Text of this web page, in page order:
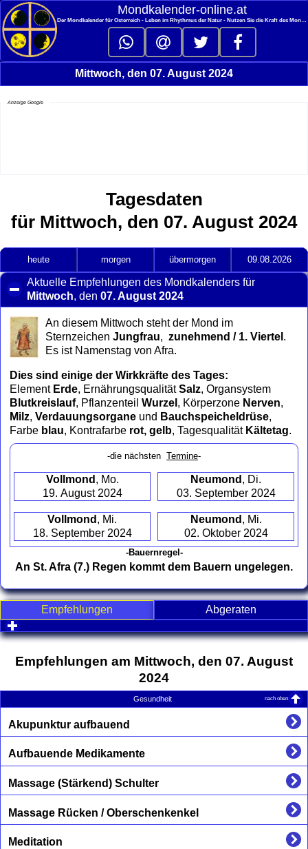
< Mondkalender‑online.at
Der Mondkalender für Österreich - Leben im Rhythmus der Natur - Nutzen Sie die Kraft des Mondes
Mittwoch, den 07. August 2024
Anzeige Google
Tagesdaten
für Mittwoch, den 07. August 2024
heute morgen übermorgen 09.08.2026
Aktuelle Empfehlungen des Mondkalenders für
Mittwoch, den07. August 2024
to
collapse
contents
An diesem Mittwoch steht der Mond im
Sternzeichen Jungfrau, zunehmend / 1. Viertel .
Es ist Namenstag von Afra.
Dies sind einige der Wirkkräfte des Tages:
Element Erde, ErnährungsqualitätSalz, Organsystem
Blutkreislauf, Pflanzenteil Wurzel , Körperzone Nerven,
Milz, Verdauungsorgane und Bauchspeicheldrüse,
Farbe blau, Kontrafarbe rot, gelb, Tagesqualität Kältetag.
-die nächsten Termine-
Vollmond , Mo.
19. August 2024
Neumond , Di.
03. September 2024
Vollmond , Mi.
18. September 2024
Neumond , Mi.
02. Oktober 2024
-Bauernregel-
An St. Afra (7.) Regen kommt dem Bauern ungelegen.
Empfehlungen
Abgeraten
click to expand contents
Empfehlungen am Mittwoch, den 07. August
2024
Gesundheit nach oben
Akupunktur aufbauend
Aufbauende Medikamente
Massage (Stärkend) Schulter
Massage Rücken / Oberschenkenkel
Meditation